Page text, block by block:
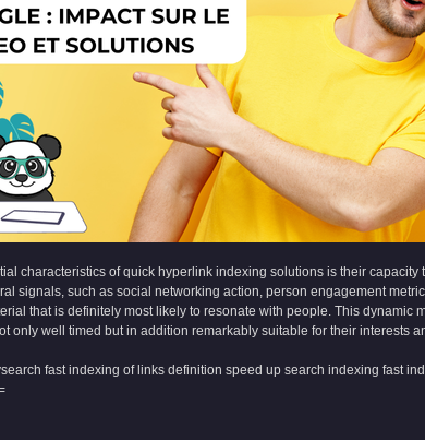
characteristics of quick hyperlink indexing solutions is their
signals, such as social networking action, person engagement
that is definitely most likely to resonate with people. This dynamic
only well timed but in addition remarkably suitable for their interests
fast indexing of links definition speed up search indexing fast